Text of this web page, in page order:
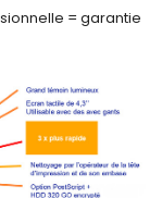
= garantie